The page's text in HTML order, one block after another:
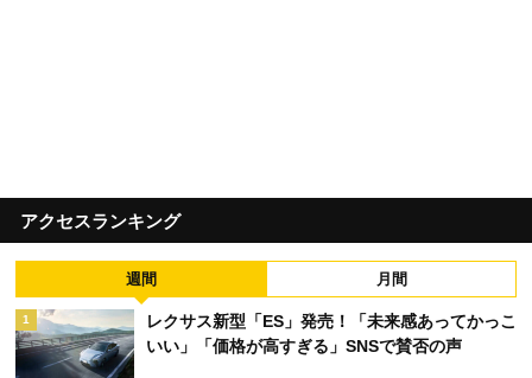
アクセスランキング
週間 月間
1
レクサス新型「ES」発売！「未来感あってかっこ
いい」「価格が高すぎる」SNSで賛否の声